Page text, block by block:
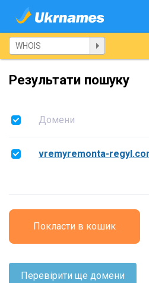
Результати пошуку
Домени
vremyremonta-
Покласти в кошик
Перевірити ще домени